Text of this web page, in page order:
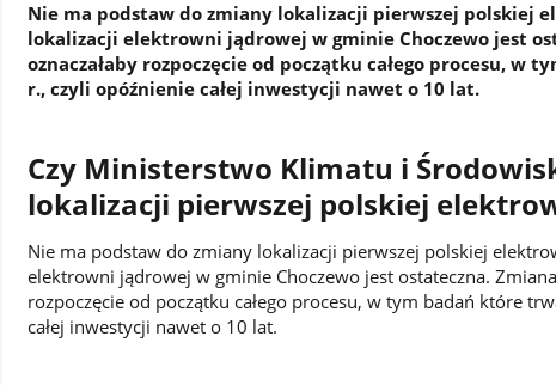
Nie ma podstaw do zmiany lokalizacji pierwszej polskiej
lokalizacji elektrowni jądrowej w gminie Choczewo jest
oznaczałaby rozpoczęcie od początku całego procesu, w
r., czyli opóźnienie całej inwestycji nawet o 10 lat.
Czy Ministerstwo Klimatu i
lokalizacji pierwszej polskiej
Nie ma podstaw do zmiany lokalizacji pierwszej polskiej
elektrowni jądrowej w gminie Choczewo jest ostateczna.
rozpoczęcie od początku całego procesu, w tym badań które
całej inwestycji nawet o 10 lat.